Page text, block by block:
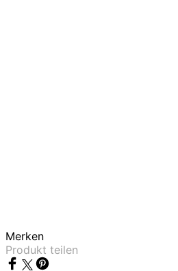
Merken
Produkt teilen